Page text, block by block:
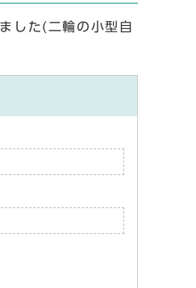
した(二輪の小型自